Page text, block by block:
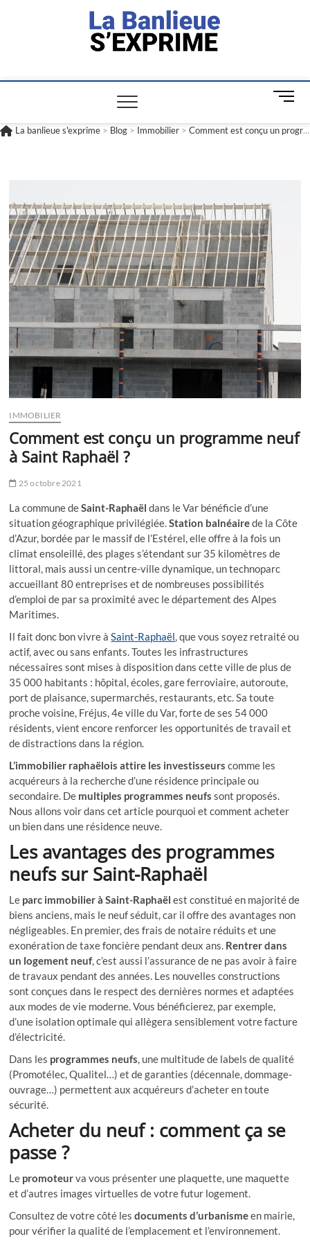
La banlieue
s'exprime
M
n
La banlieue s'exprime > Blog > Immobilier > Comment est conçu un programme neuf à Saint Raphaël ?
IMMOBILIER
Comment est conçu un programme neuf
à Saint Raphaël ?
25 octobre 2021
La commune deSaint-Raphaël dans le Var bénéficie d’une
situation géographique privilégiée.Station balnéairede la Côte
d’Azur, bordée par le massif de l’Estérel, elle offre à la fois un
climat ensoleillé, des plages s’étendant sur 35 kilomètres de
littoral, mais aussi un centre-ville dynamique, un technoparc
accueillant 80 entreprises et de nombreuses possibilités
d’emploi de par sa proximité avec le département des Alpes
Maritimes.
Il fait donc bon vivre àSaint-Raphaël, que vous soyez retraité ou
actif, avec ou sans enfants. Toutes les infrastructures
nécessaires sont mises à disposition dans cette ville de plus de
35 000 habitants : hôpital, écoles, gare ferroviaire, autoroute,
port de plaisance, supermarchés, restaurants, etc. Sa toute
proche voisine, Fréjus, 4e ville du Var, forte de ses 54 000
résidents, vient encore renforcer les opportunités de travail et
de distractions dans la région.
L’immobilier raphaëlois attire les investisseurs comme les
acquéreurs à la recherche d’une résidence principale ou
secondaire. De multiples programmes neufs sont proposés.
Nous allons voir dans cet article pourquoi et comment acheter
un bien dans une résidence neuve.
Les avantages des programmes
neufs sur Saint-Raphaël
Le parc immobilier à Saint-Raphaël est constitué en majorité de
biens anciens, mais le neuf séduit, car il offre des avantages non
négligeables. En premier, des frais de notaire réduits et une
exonération de taxe foncière pendant deux ans. Rentrer dans
un logement neuf, c’est aussi l’assurance de ne pas avoir à faire
de travaux pendant des années. Les nouvelles constructions
sont conçues dans le respect des dernières normes et adaptées
aux modes de vie moderne. Vous bénéficierez, par exemple,
d’une isolation optimale qui allègera sensiblement votre facture
d’électricité.
Dans les programmes neufs, une multitude de labels de qualité
(Promotélec, Qualitel…) et de garanties (décennale, dommage-
ouvrage…) permettent aux acquéreurs d’acheter en toute
sécurité.
Acheter du neuf : comment ça se
passe ?
Le promoteurva vous présenter une plaquette, une maquette
et d’autres images virtuelles de votre futur logement.
Consultez de votre côté lesdocuments d’urbanismeen mairie,
pour vérifier la qualité de l’emplacement et l’environnement.